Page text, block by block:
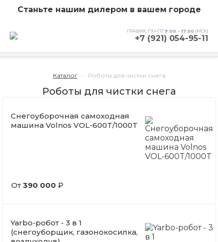
Станьте нашим дилером в вашем городе
+7 (921) 054-95-11
ГРАФИК: ПН-ПТ9:00 - 17:00 (МСК)
Роботы для чистки снега
Каталог Роботы для чистки снега
Снегоуборочная самоходная
машина Volnos VOL-600T/1000T
От 390 000 ₽
Yarbo-робот - 3 в 1
(снегоуборщик, газонокосилка,